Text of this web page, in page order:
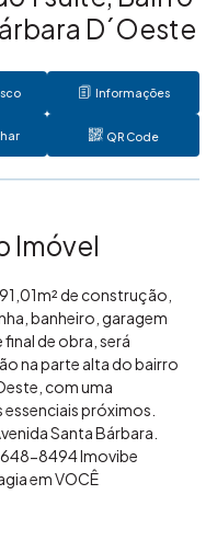
D´Oeste
Informações
QR Code
Imóvel
de construção,
banheiro, garagem
de obra, será
na parte alta do bairro
com uma
próximos.
Santa Bárbara.
8494 Imovibe
em VOCÊ